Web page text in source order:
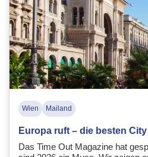
Wien Mailand
Europa ruft – die besten
Das Time Out Magazine hat